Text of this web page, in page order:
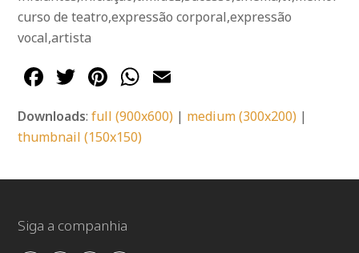
curso de teatro,expressão corporal,expressão
vocal,artista
Facebook
Twitter
Pinterest
WhatsApp
Downloads:full (900x600) | medium (300x200) |
thumbnail (150x150)
Siga a companhia